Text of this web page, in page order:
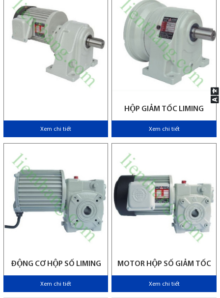
Xem chi tiết
HỘP GIẢM TỐC LIMING
Xem chi tiết
ĐỘNG CƠ HỘP SỐ LIMING
Xem chi tiết
MOTOR HỘP SỐ GIẢM TỐC
Xem chi tiết